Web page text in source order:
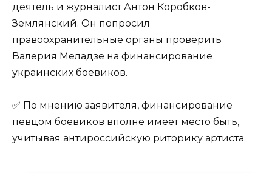
деятель и журналист Антон Коробков-
Землянский. Он попросил
правоохранительные органы проверить
Валерия Меладзе на финансирование
украинских боевиков.
✅ По мнению заявителя, финансирование
певцом боевиков вполне имеет место быть,
учитывая антироссийскую риторику артиста.